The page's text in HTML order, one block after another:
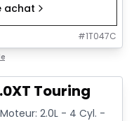
achat
#1T047C
Touring
2.0L - 4 Cyl. -